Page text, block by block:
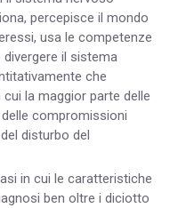
percepisce il mondo
usa le competenze
il sistema
che
la maggior parte delle
compromissioni
disturbo del
in cui le caratteristiche
ben oltre i diciotto